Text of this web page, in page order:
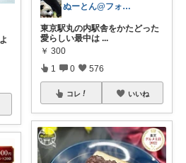
ぬーとん@フォロバ100％
東京駅丸の内駅舎をかたどった
愛らしい最中は ...
￥ 300
1 0 576
コレ いいね